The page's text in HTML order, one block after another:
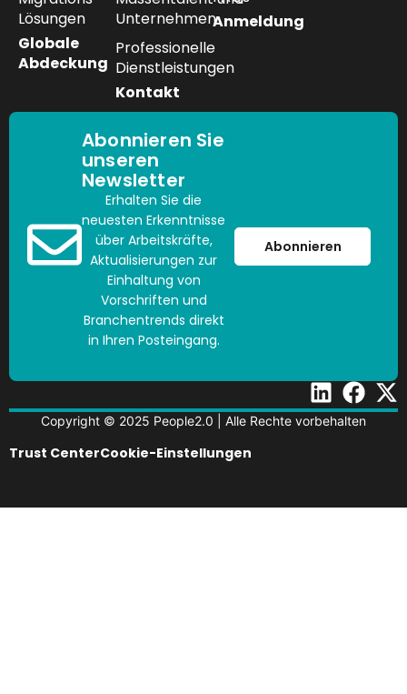
Lösungen
Globale
Abdeckung
Unternehmen
Professionelle
Dienstleistungen
Kontakt
Anmeldung
Abonnieren Sie
unseren
Newsletter
Erhalten Sie die
neuesten Erkenntnisse
über Arbeitskräfte,
Aktualisierungen zur
Einhaltung von
Vorschriften und
Branchentrends direkt
in Ihren Posteingang.
Abonnieren
Copyright © 2025 People2.0 | Alle Rechte vorbehalten
Trust CenterCookie-Einstellungen